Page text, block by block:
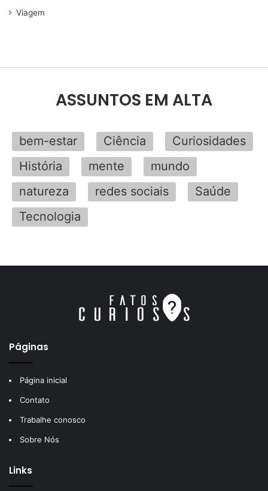
Viagem
ASSUNTOS EM ALTA
bem-estar Ciência
Curiosidades
História
mente
mundo
natureza
redes sociais
Saúde
Tecnologia
Páginas
Página inicial
Contato
Trabalhe conosco
Sobre Nós
Links